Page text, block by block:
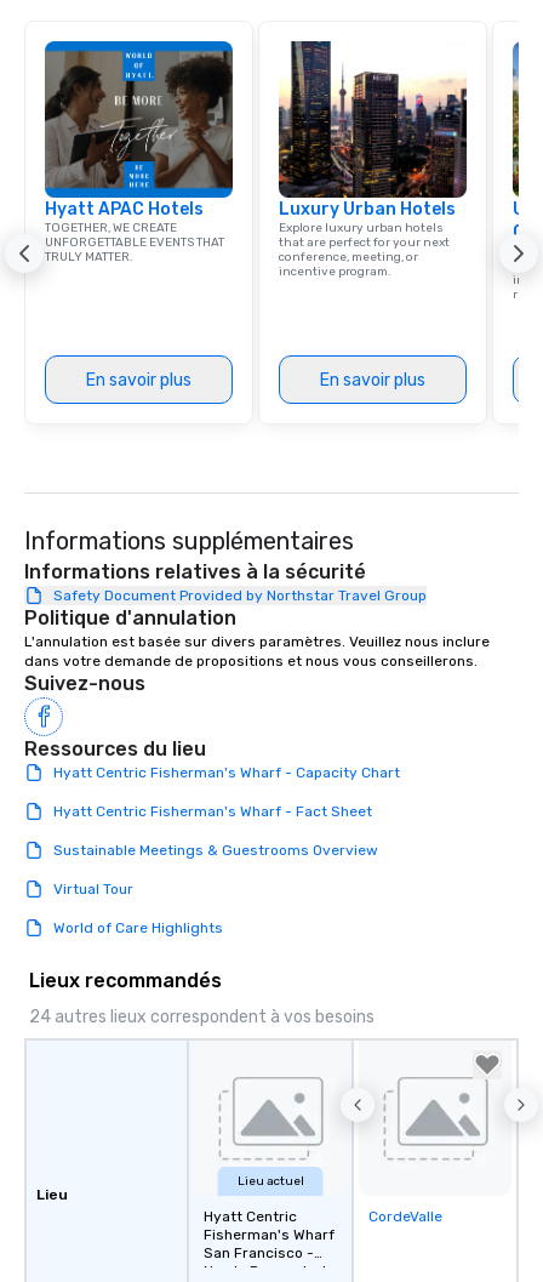
Hyatt APAC Hotels
TOGETHER, WE CREATE
UNFORGETTABLE EVENTS THAT
TRULY MATTER.
En savoir plus
Luxury Urban Hotels
Explore luxury urban hotels
that are perfect for your next
conference, meeting, or
incentive program.
En savoir plus
Find
Informations supplémentaires
Informations relatives à la sécurité
Safety Document Provided by Northstar Travel Group
Politique d'annulation
L'annulation est basée sur divers paramètres. Veuillez nous inclure
dans votre demande de propositions et nous vous conseillerons.
Suivez-nous
Ressources du lieu
Hyatt Centric Fisherman's Wharf - Capacity Chart
Hyatt Centric Fisherman's Wharf - Fact Sheet
Sustainable Meetings & Guestrooms Overview
Virtual Tour
World of Care Highlights
Lieux recommandés
24 autres lieux correspondent à vos besoins
Lieu
Lieu actuel
Hyatt Centric
Fisherman's Wharf
San Francisco -
Newly Renovated
Removed from
CordeValle